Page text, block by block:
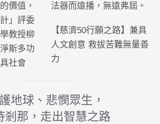
價值，
」評委
教授柳
斯多功
社會
法器而遠播，無遠弗屆。
【慈濟50行願之路】兼具
人文創意 救拔苦難無量善
力
地球、悲憫眾生，
剎那，走出智慧之路